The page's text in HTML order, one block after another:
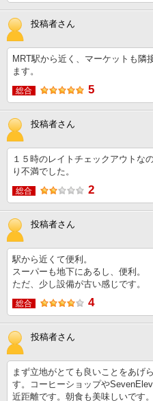
投稿者さん
MRT駅から近く、マーケットも隣
ます。
総合 5
投稿者さん
１５時のレイトチェックアウトな
り不満でした。
総合 2
投稿者さん
駅から近くて便利。
スーパーも地下にあるし、便利。
ただ、少し設備が古い感じです。
総合 4
投稿者さん
まず立地がとても良いことをあげ
す。コーヒーショップや
近距離です。朝食も美味しいです。